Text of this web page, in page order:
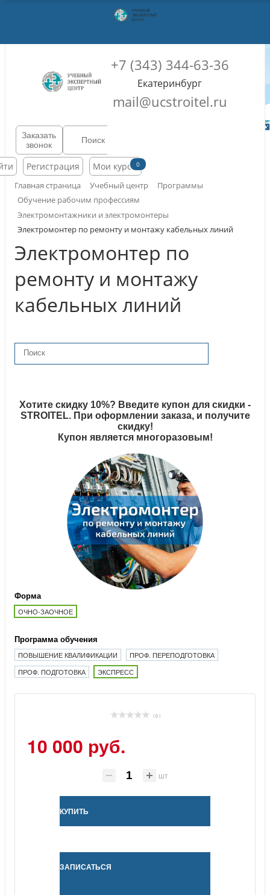
+7 (343) 344-63-36
Екатеринбург
mail@ucstroitel.ru
Заказать
звонок
Регистрация Мои курсы0
Главная страница Учебный центр
Программы
Обучение рабочим профессиям
Электромонтажники и электромонтеры
Электромонтер по ремонту и монтажу кабельных линий
Электромонтер по
ремонту и монтажу
кабельных линий
Хотите скидку 10%? Введите купон для скидки -
STROITEL. При оформлении заказа, и получите
скидку!
Купон является многоразовым!
Форма
ОЧНО-ЗАОЧНОЕ
Программа обучения
ПОВЫШЕНИЕ КВАЛИФИКАЦИИ
ПРОФ. ПЕРЕПОДГОТОВКА
ПРОФ. ПОДГОТОВКА
ЭКСПРЕСС
( 0 )
10 000 руб.
шт
КУПИТЬ
ЗАПИСАТЬСЯ